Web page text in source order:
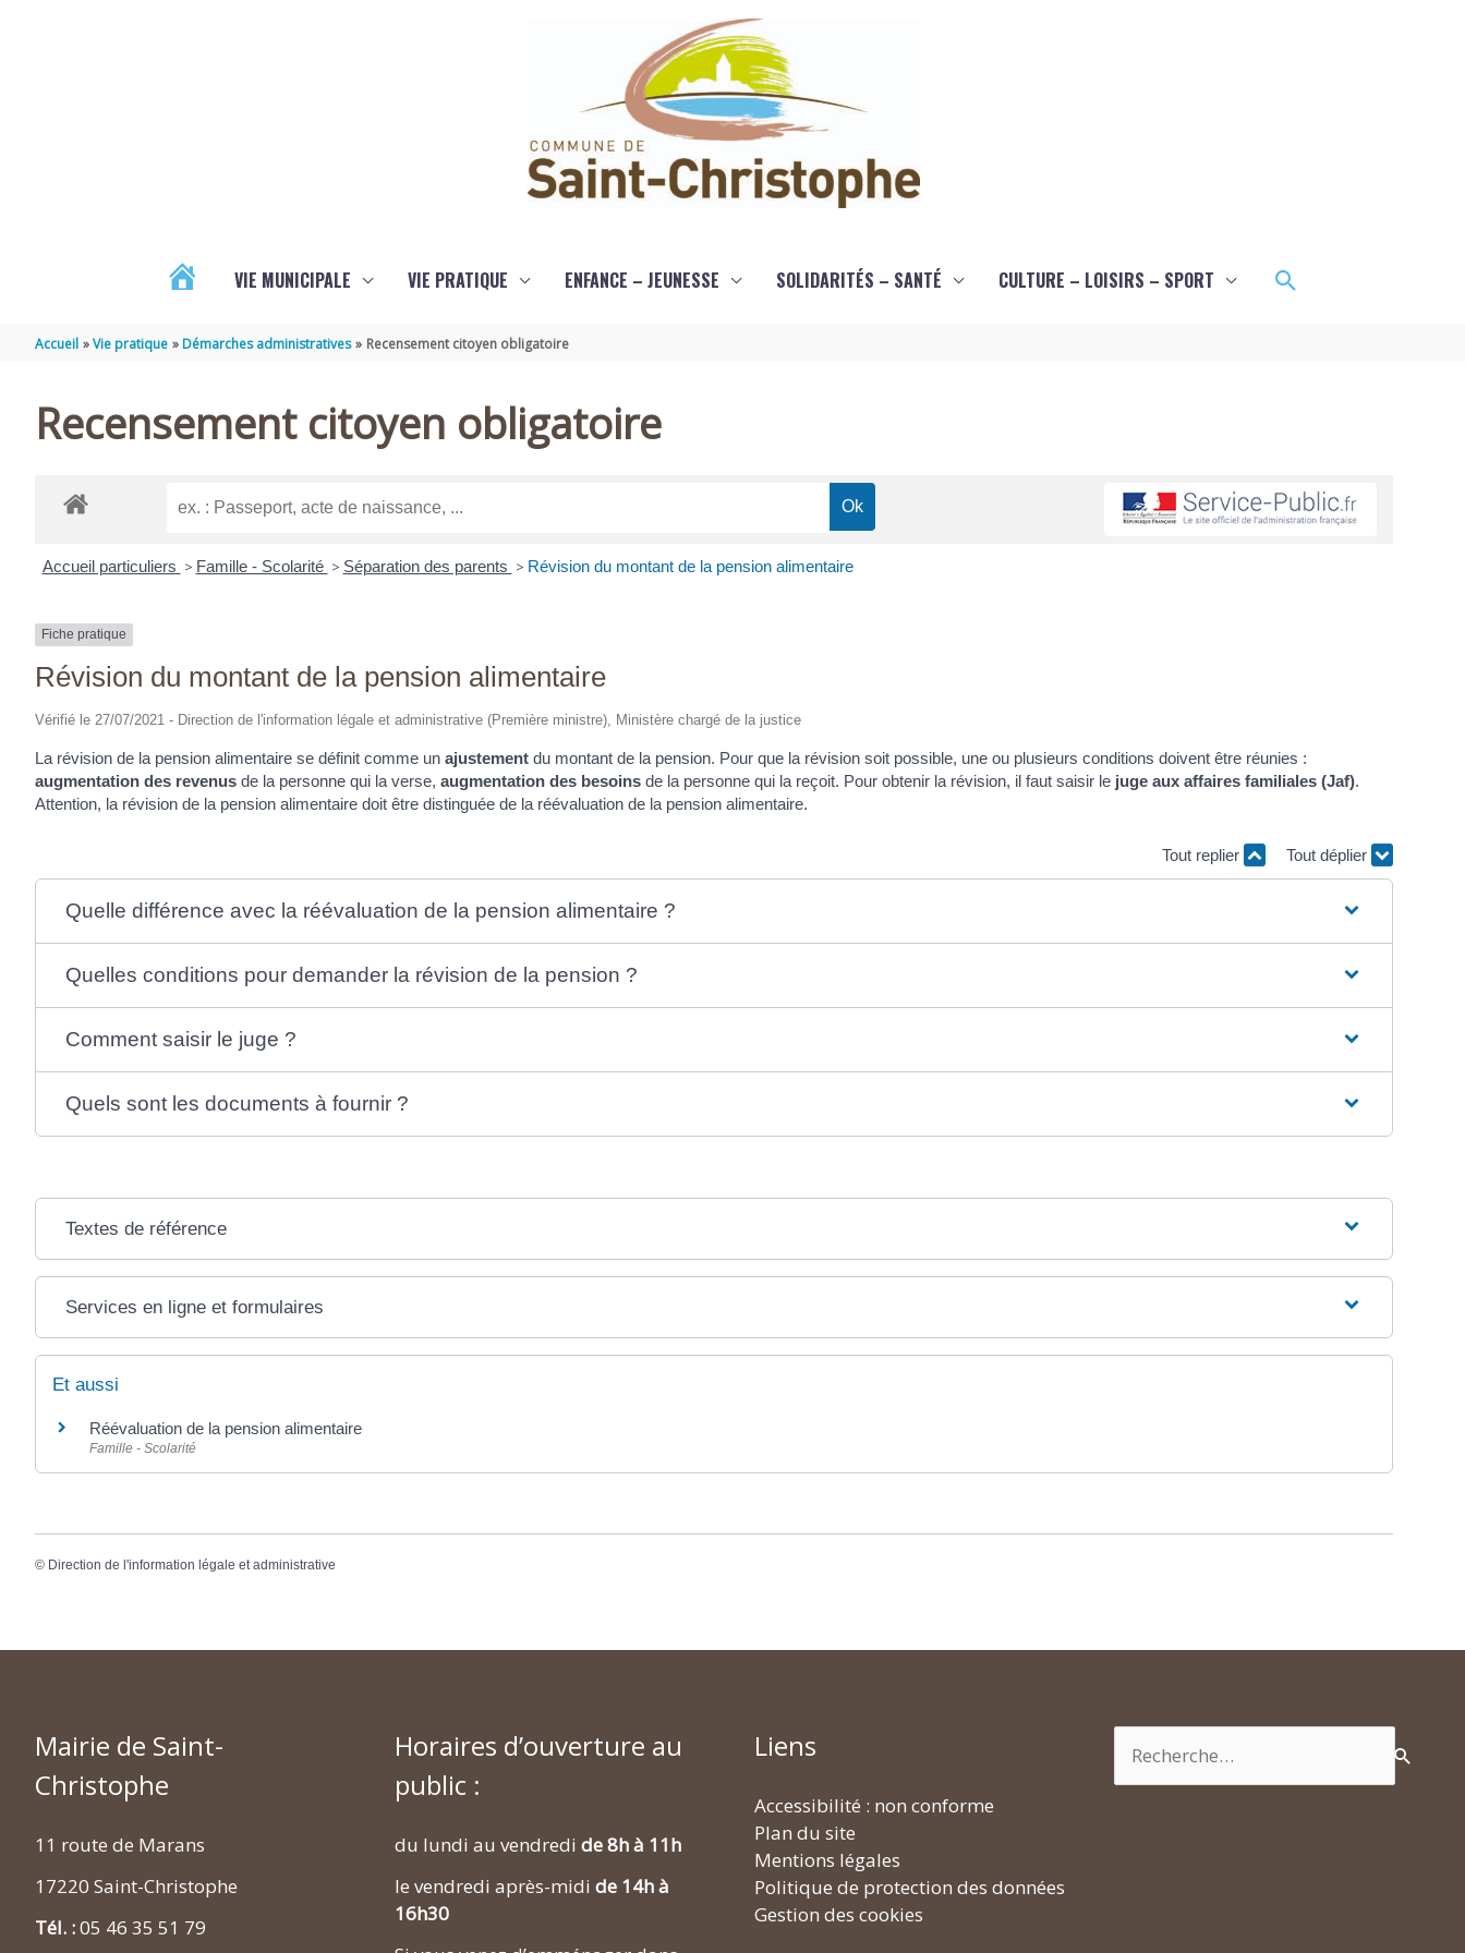
VIE MUNICIPALE VIE PRATIQUE ENFANCE – JEUNESSE SOLIDARITÉS – SANTÉ CULTURE – LOISIRS – SPORT Rechercher
Accueil Vie pratique Démarches administratives Recensement citoyen obligatoire
Recensement citoyen obligatoire
Accueil particuliers > Famille - Scolarité > Séparation des parents > Révision du montant de la pension alimentaire
Fiche pratique
Révision du montant de la pension alimentaire
Vérifié le 27/07/2021 - Direction de l'information légale et administrative (Première ministre), Ministère chargé de la justice
La révision de la pension alimentaire se définit comme un ajustement du montant de la pension. Pour que la révision soit possible, une ou plusieurs conditions doivent être réunies :
augmentation des revenus de la personne qui la verse, augmentation des besoins de la personne qui la reçoit. Pour obtenir la révision, il faut saisir le juge aux affaires familiales (Jaf).
Attention, la révision de la pension alimentaire doit être distinguée de la réévaluation de la pension alimentaire.
Tout replier Tout déplier
Quelle différence avec la réévaluation de la pension alimentaire ?
Quelles conditions pour demander la révision de la pension ?
Comment saisir le juge ?
Quels sont les documents à fournir ?
Textes de référence
Services en ligne et formulaires
Et aussi
Réévaluation de la pension alimentaire
Famille - Scolarité
© Direction de l'information légale et administrative
Mairie de Saint-
Christophe
11 route de Marans
17220 Saint-Christophe
Tél. :05 46 35 51 79
Horaires d’ouverture au
public :
du lundi au vendredi de 8h à 11h
le vendredi après-midi de 14h à
16h30
Liens
Accessibilité : non conforme
Plan du site
Mentions légales
Politique de protection des données
Gestion des cookies